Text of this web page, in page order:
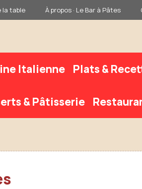
la table À propos · Le Bar à Pâtes
Italienne Plats &
& Pâtisserie